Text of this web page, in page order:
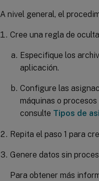
A nivel general, el
Cree una regla de
Especifique los
aplicación.
Configure las
máquinas o
consulte Tipos de
Repita el paso 1 para
Genere datos sin
Para obtener más